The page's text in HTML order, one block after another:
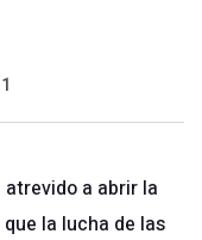
a abrir la
la lucha de las